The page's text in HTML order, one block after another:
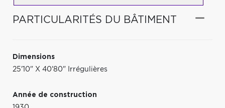
PARTICULARITÉS DU BÂTIMENT
Dimensions
25'10" X 40'80" Irrégulières
Année de construction